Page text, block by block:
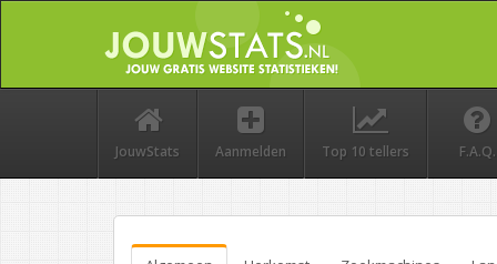
JouwStats Aanmelden Top 10 tellers F.A.Q.